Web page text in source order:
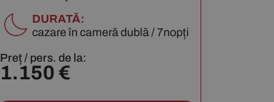
DURATĂ:
cazare în cameră dublă / 7nopți
Preț / pers. de la:
1.150€